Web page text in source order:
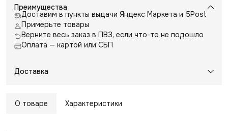
Преимущества
Доставим в пункты выдачи Яндекс Маркета и 5Post
Примерьте товары
Верните весь заказ в ПВЗ, если что-то не подошло
Оплата — картой или СБП
Доставка
О товаре Характеристики